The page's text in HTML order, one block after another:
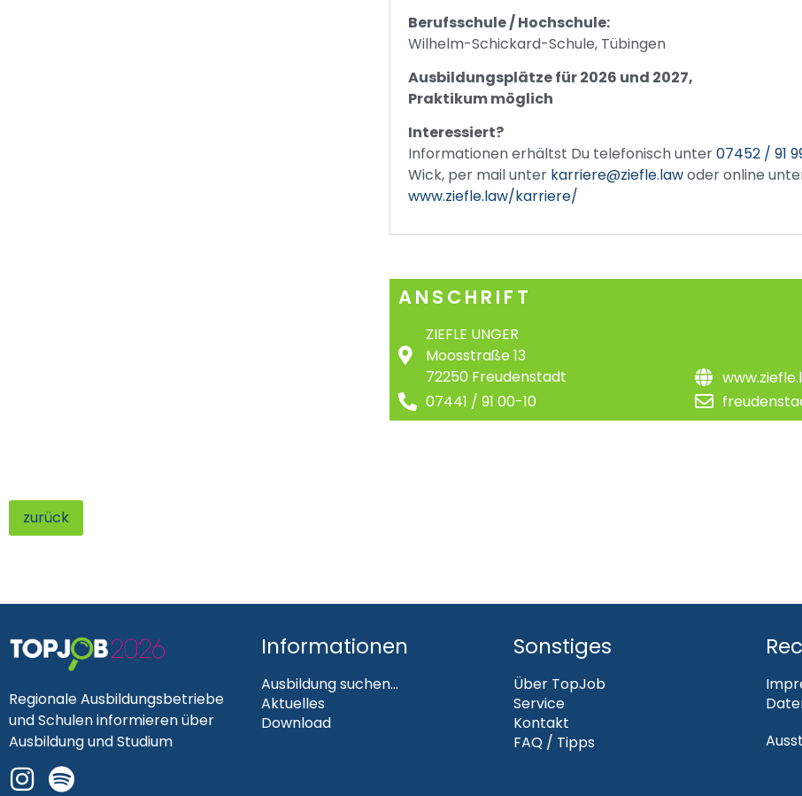
Berufsschule / Hochschule:
Wilhelm-Schickard-Schule, Tübingen
Ausbildungsplätze für 2026 und 2027,
Praktikum möglich
Interessiert?
Informationen erhältst Du telefonisch unter07452 / 91
Wick, per mail unter karriere@ziefle.lawoder online
www.ziefle.law/karriere/
ANSCHRIFT
ZIEFLE UNGER
Moosstraße 13
72250 Freudenstadt
07441 / 91 00-10
zurück
Regionale Ausbildungsbetriebe
und Schulen informieren über
Ausbildung und Studium
Informationen
Ausbildung suchen...
Aktuelles
Download
Sonstiges
Über TopJob
Service
Kontakt
FAQ / Tipps